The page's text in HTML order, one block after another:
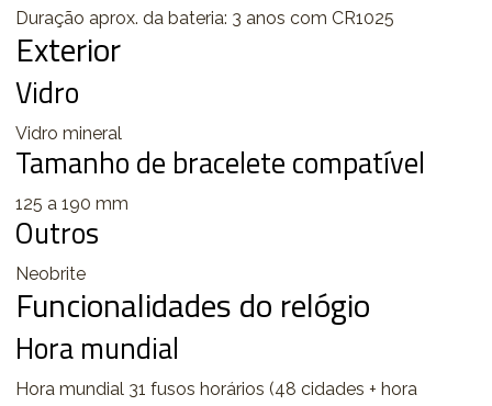
Duração aprox. da bateria: 3 anos com CR1025
Exterior
Vidro
Vidro mineral
Tamanho de bracelete compatível
125 a 190 mm
Outros
Neobrite
Funcionalidades do relógio
Hora mundial
Hora mundial 31 fusos horários (48 cidades + hora